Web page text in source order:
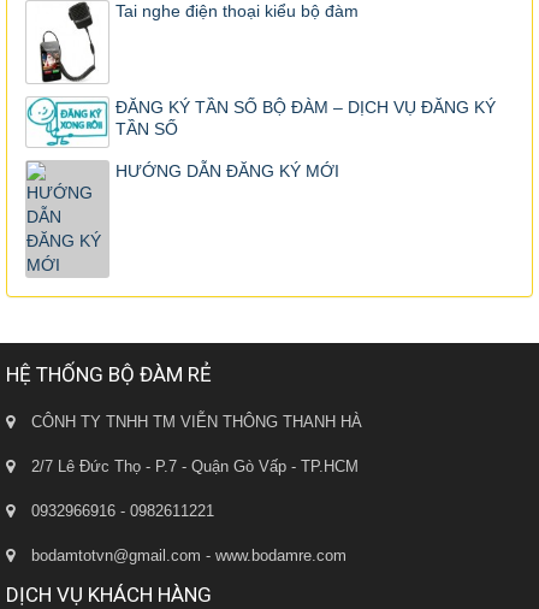
Tai nghe điện thoại kiểu bộ đàm
ĐĂNG KÝ TẦN SỐ BỘ ĐÀM – DỊCH VỤ ĐĂNG KÝ
TẦN SỐ
HƯỚNG DẪN ĐĂNG KÝ MỚI
HỆ THỐNG BỘ ĐÀM RẺ
CÔNH TY TNHH TM VIỄN THÔNG THANH HÀ
2/7 Lê Đức Thọ - P.7 - Quận Gò Vấp - TP.HCM
0932966916 - 0982611221
bodamtotvn@gmail.com - www.bodamre.com
DỊCH VỤ KHÁCH HÀNG